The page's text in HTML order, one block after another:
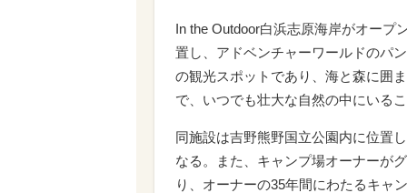
In the Outdoor白浜志原海岸がオープ
置し、アドベンチャーワールドのパ
の観光スポットであり、海と森に囲
で、いつでも壮大な自然の中にいるこ
同施設は吉野熊野国立公園内に位置
なる。また、キャンプ場オーナーが
り、オーナーの35年間にわたるキャ